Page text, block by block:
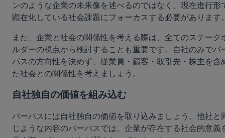
ンのような企業の未来像を述べるのではなく、現在進行形
顕在化している社会課題にフォーカスする必要があります
また、企業と社会の関係性を考える際は、全てのステーク
ルダーの視点から検討することも重要です。自社のみでパ
パスの方向性を決めず、従業員・顧客・取引先・株主を含
た社会との関係性を考えましょう。
自社独自の価値を組み込む
パーパスには自社独自の価値を取り込みましょう。他社と
じような内容のパーパスでは、企業が存在する社会的意義